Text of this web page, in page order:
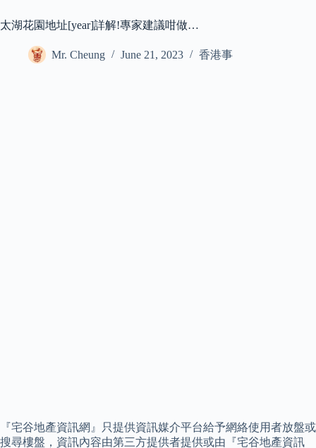
太湖花園地址[year]詳解!專家建議咁做…
Mr. Cheung June 21, 2023 香港事
『宅谷地產資訊網』只提供資訊媒介平台給予網絡使用者放盤或
搜尋樓盤，資訊內容由第三方提供者提供或由『宅谷地產資訊